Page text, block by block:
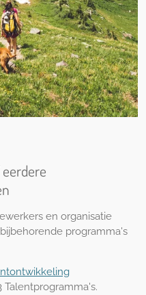
en organisatie
programma's
Talentprogramma's.